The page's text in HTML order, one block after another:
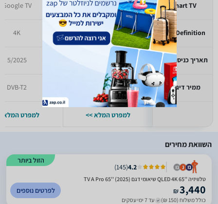
Smart TV
High Definition
תאריך כניסה לזאפ
ממיר דיגיטלי
Smart TV
4K
10/2025
DVB-T2
למפרט המלא >>
Google TV
4K
5/2025
DVB-T2
למפרט המלא
השוואת מחירים
הזול ביותר
4.2
(
145
)
טלוויזיה ''65 QLED 4K שיאומי דגם TV A Pro 65'' (2025)
₪3,440
כולל משלוח (150 ₪) עד 7 ימי עסקים
לפרטים נוספים